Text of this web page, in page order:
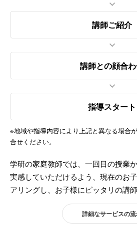
講師ご紹介
講師との顔合
指導スタート
※地域や指導内容により上記と異なる場合
合せください。
学研の家庭教師では、一回目の授業
実感していただけるよう、現在のお
アリングし、お子様にピッタリの講
詳細なサービスの